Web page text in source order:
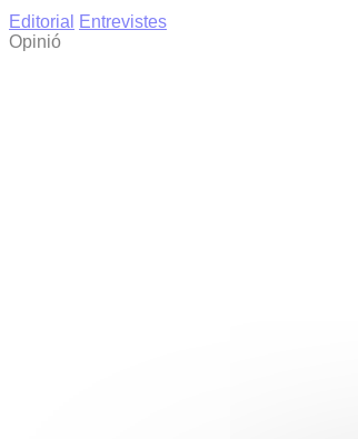
Editorial
Entrevistes
Opinió